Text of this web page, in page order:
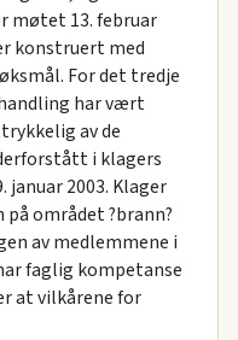
møtet 13. februar
konstruert med
For det tredje
har vært
av de
i klagers
2003. Klager
området ?brann?
av medlemmene i
faglig kompetanse
at vilkårene for